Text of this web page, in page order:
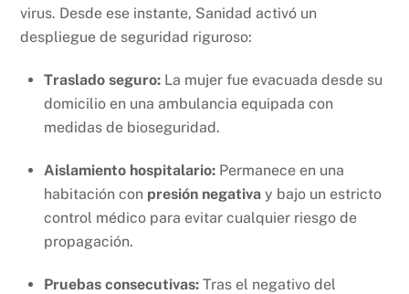
virus. Desde ese instante, Sanidad activó un
despliegue de seguridad riguroso:
Traslado seguro: La mujer fue evacuada desde su
domicilio en una ambulancia equipada con
medidas de bioseguridad.
Aislamiento hospitalario: Permanece en una
habitación con presión negativa y bajo un estricto
control médico para evitar cualquier riesgo de
propagación.
Pruebas consecutivas: Tras el negativo del